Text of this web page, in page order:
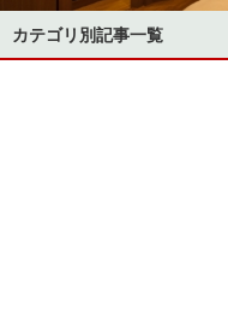
カテゴリ別記事一覧